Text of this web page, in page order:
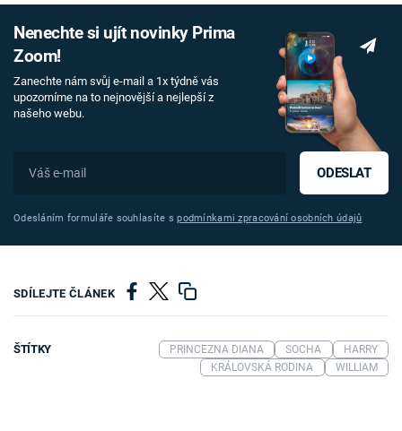
Nenechte si ujít novinky Prima
Zoom!
Zanechte nám svůj e-mail a 1x týdně vás
upozorníme na to nejnovější a nejlepší z
našeho webu.
ODESLAT
Odesláním formuláře souhlasíte spodmínkami zpracování osobních údajů
SDÍLEJTE ČLÁNEK
ŠTÍTKY PRINCEZNA DIANA SOCHA
HARRY
KRÁLOVSKÁ RODINA
WILLIAM